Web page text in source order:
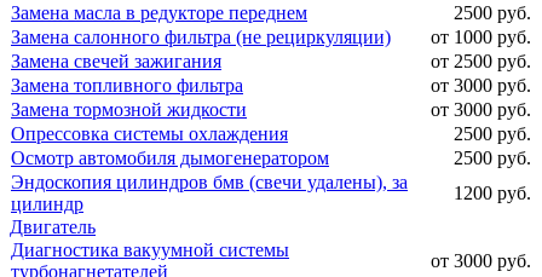
Замена масла в редукторе переднем
2500 руб.
Замена салонного фильтра (не рециркуляции)
от 1000 руб.
Замена свечей зажигания
от 2500 руб.
Замена топливного фильтра
от 3000 руб.
Замена тормозной жидкости
от 3000 руб.
Опрессовка системы охлаждения
2500 руб.
Осмотр автомобиля дымогенератором
2500 руб.
Эндоскопия цилиндров бмв (свечи удалены), за
цилиндр
1200 руб.
Двигатель
Диагностика вакуумной системы
турбонагнетателей
от 3000 руб.